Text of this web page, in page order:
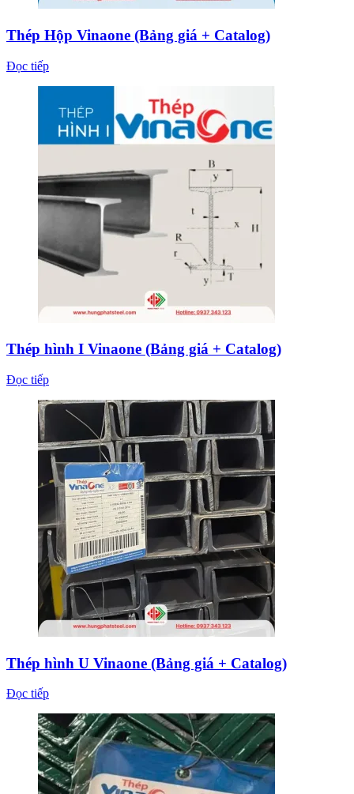
Thép Hộp Vinaone (Bảng giá + Catalog)
Đọc tiếp
Thép hình I Vinaone (Bảng giá + Catalog)
Đọc tiếp
Thép hình U Vinaone (Bảng giá + Catalog)
Đọc tiếp